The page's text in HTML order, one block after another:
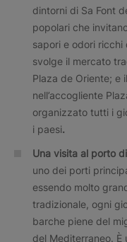
dintorni di Sa Font
popolari che
sapori e odori
svolge il mercato
Plaza de Oriente; e
nell’accogliente
organizzato tutti i
i paesi.
Una visita al porto
uno dei porti
essendo molto
tradizionale, ogni
barche piene del
del Mediterraneo.